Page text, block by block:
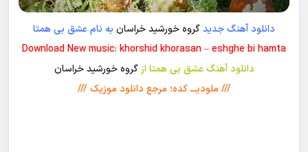
دانلود آهنگ جدیدگروه خورشید خراسان به نام عشق بی همتا
Download New music: khorshid khorasan – eshghe bi hamta
دانلود آهنگ عشق بی همتا ازگروه خورشید خراسان
/// ملودیـــ کده؛ مرجع دانلود موزیک ///